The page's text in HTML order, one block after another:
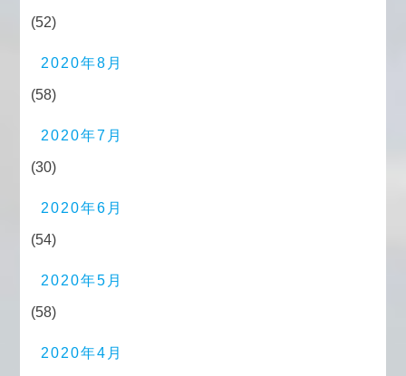
(52)
2020年8月
(58)
2020年7月
(30)
2020年6月
(54)
2020年5月
(58)
2020年4月